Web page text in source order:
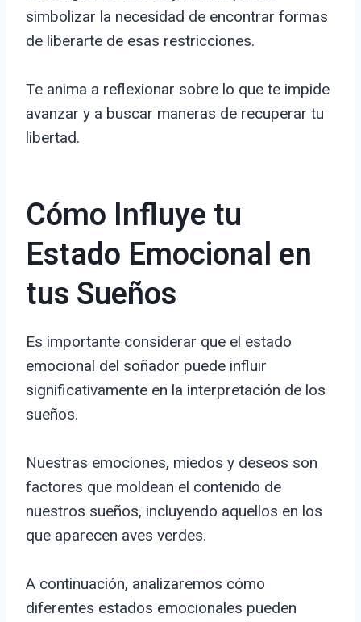
simbolizar la necesidad de encontrar formas
de liberarte de esas restricciones.
Te anima a reflexionar sobre lo que te impide
avanzar y a buscar maneras de recuperar tu
libertad.
Cómo Influye tu
Estado Emocional en
tus Sueños
Es importante considerar que el estado
emocional del soñador puede influir
significativamente en la interpretación de los
sueños.
Nuestras emociones, miedos y deseos son
factores que moldean el contenido de
nuestros sueños, incluyendo aquellos en los
que aparecen aves verdes.
A continuación, analizaremos cómo
diferentes estados emocionales pueden